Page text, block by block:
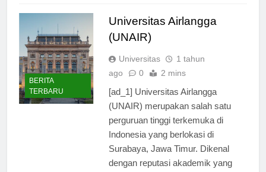
BERITA
TERBARU
Universitas Airlangga
(UNAIR)
Universitas
1 tahun
[ad_1] Universitas Airlangga
(UNAIR) merupakan salah satu
perguruan tinggi terkemuka di
Indonesia yang berlokasi di
Surabaya, Jawa Timur. Dikenal